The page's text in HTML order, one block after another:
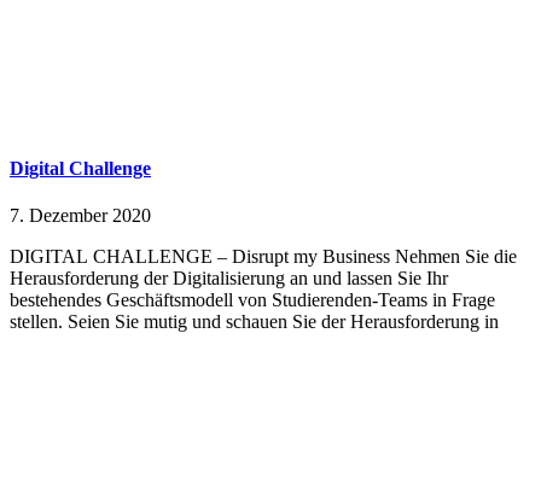
Digital Challenge
7. Dezember 2020
DIGITAL CHALLENGE – Disrupt my Business Nehmen Sie die
Herausforderung der Digitalisierung an und lassen Sie Ihr
bestehendes Geschäftsmodell von Studierenden-Teams in Frage
stellen. Seien Sie mutig und schauen Sie der Herausforderung in